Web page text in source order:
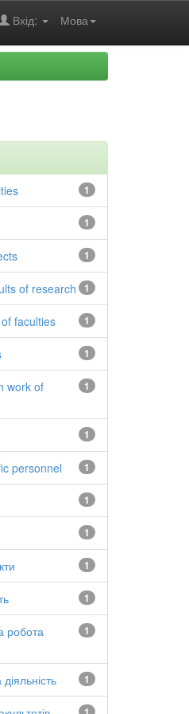
Мова
Вхід:
1
1
1
1
of research
1
faculties
1
1
work of
1
1
personnel
1
1
1
1
1
робота
1